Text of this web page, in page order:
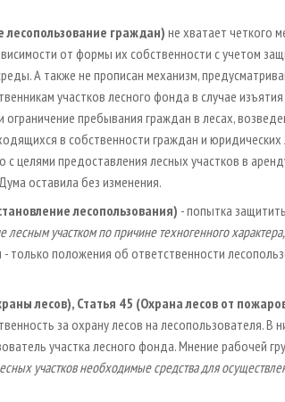
лесопользование граждан) не хватает четкого
от формы их собственности с учетом
А также не прописан механизм,
участков лесного фонда в случае
ограничение пребывания граждан в лесах,
в собственности граждан и
с целями предоставления лесных участков в
оставила без изменения.
лесопользования) - попытка
лесным участком по причине техногенного
только положения об ответственности
лесов), Статья 45 (Охрана лесов от
за охрану лесов на лесопользователя. В
участка лесного фонда. Мнение рабочей
участков необходимые средства для